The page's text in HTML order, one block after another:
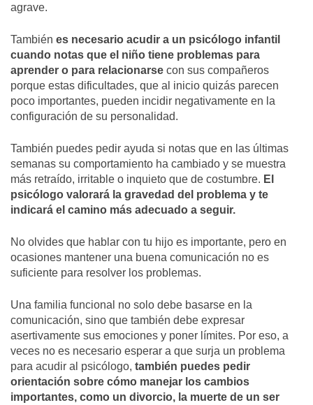
agrave.
También es necesario acudir a un psicólogo infantil
cuando notas que el niño tiene problemas para
aprender o para relacionarse con sus compañeros
porque estas dificultades, que al inicio quizás parecen
poco importantes, pueden incidir negativamente en la
configuración de su personalidad.
También puedes pedir ayuda si notas que en las últimas
semanas su comportamiento ha cambiado y se muestra
más retraído, irritable o inquieto que de costumbre. El
psicólogo valorará la gravedad del problema y te
indicará el camino más adecuado a seguir.
No olvides que hablar con tu hijo es importante, pero en
ocasiones mantener una buena comunicación no es
suficiente para resolver los problemas.
Una familia funcional no solo debe basarse en la
comunicación, sino que también debe expresar
asertivamente sus emociones y poner límites. Por eso, a
veces no es necesario esperar a que surja un problema
para acudir al psicólogo, también puedes pedir
orientación sobre cómo manejar los cambios
importantes, como un divorcio, la muerte de un ser